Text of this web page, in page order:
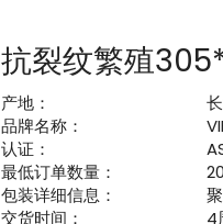
抗裂纹繁殖
产地：
品牌名称：
认证：
最低订单数量：
包装详细信息：
交货时间：
4